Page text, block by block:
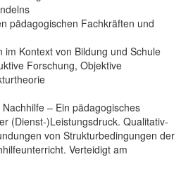
pädagogischen Fachkräften und
im Kontext von Bildung und Schule
Forschung, Objektive
– Ein pädagogisches
(Dienst-)Leistungsdruck. Qualitativ-
von Strukturbedingungen der
Verteidigt am